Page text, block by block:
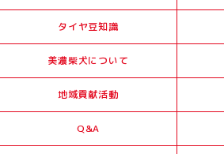
タイヤ豆知識
美濃柴犬について
地域貢献活動
Q&A